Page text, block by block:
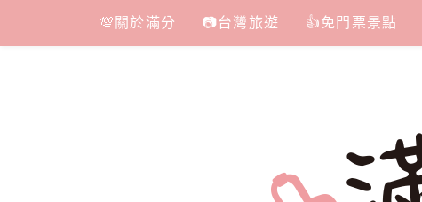
content
💯關於滿分 📷台灣旅遊 👍免門票景點